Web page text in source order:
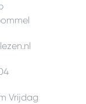
Vrijdag